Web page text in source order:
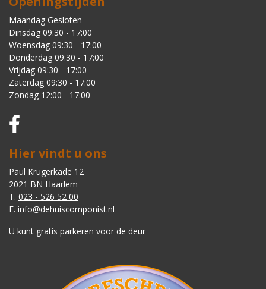
Maandag Gesloten
Dinsdag 09:30 - 17:00
Woensdag 09:30 - 17:00
Donderdag 09:30 - 17:00
Vrijdag 09:30 - 17:00
Zaterdag 09:30 - 17:00
Zondag 12:00 - 17:00
Hier vindt u ons
Paul Krugerkade 12
2021 BN Haarlem
T. 023 - 526 52 00
E. info@dehuiscomponist.nl
U kunt gratis parkeren voor de deur